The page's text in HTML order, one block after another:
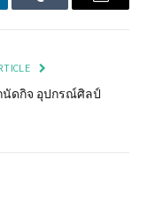
Tumblr Email
นัดกิจ อุปกรณ์ศิลป์